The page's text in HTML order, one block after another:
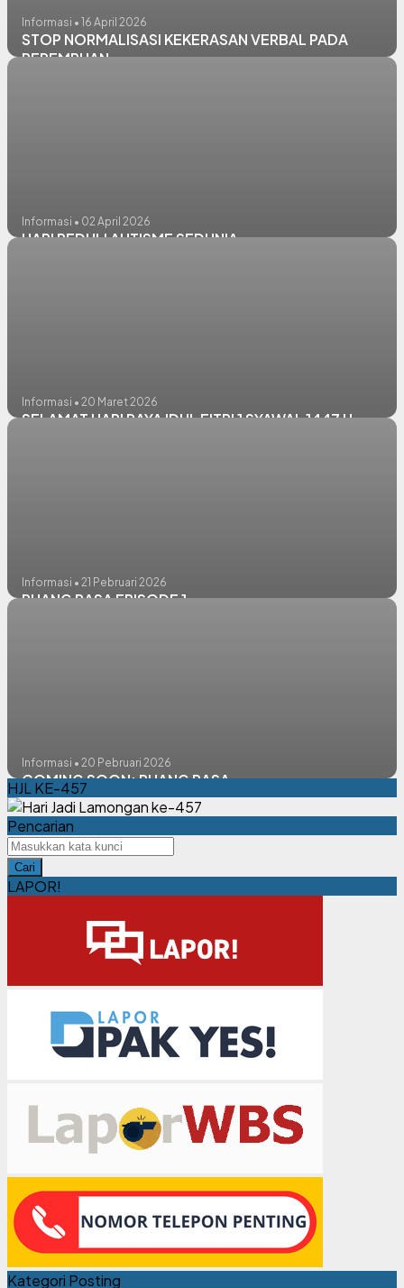
Informasi • 16 April 2026
STOP NORMALISASI KEKERASAN VERBAL PADA
PEREMPUAN
Informasi • 02 April 2026
HARI PEDULI AUTISME SEDUNIA
Informasi • 20 Maret 2026
SELAMAT HARI RAYA IDUL FITRI 1 SYAWAL 1447 H
Informasi • 21 Pebruari 2026
RUANG RASA EPISODE 1
Informasi • 20 Pebruari 2026
COMING SOON: RUANG RASA
HJL KE-457
Pencarian
Cari
LAPOR!
Kategori Posting